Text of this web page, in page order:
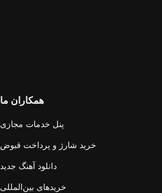
همکاران ما
پنل خدمات مجازی
خرید شارژ و پرداخت قبوض
دانلود آهنگ جدید
خریدهای بین‌المللی